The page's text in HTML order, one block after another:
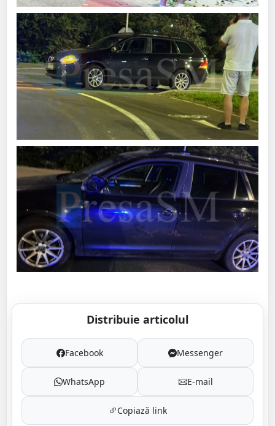
Distribuie articolul
Facebook Messenger
WhatsApp E-mail
Copiază link